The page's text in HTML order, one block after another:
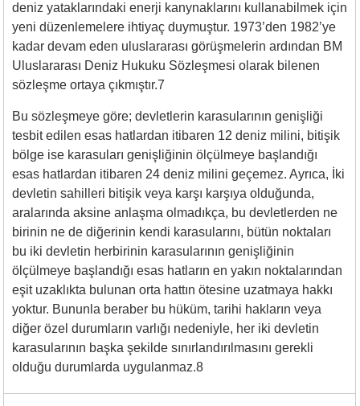
deniz yataklarındaki enerji kanynaklarını kullanabilmek için
yeni düzenlemelere ihtiyaç duymuştur. 1973’den 1982’ye
kadar devam eden uluslararası görüşmelerin ardından BM
Uluslararası Deniz Hukuku Sözleşmesi olarak bilenen
sözleşme ortaya çıkmıştır.7
Bu sözleşmeye göre; devletlerin karasularının genişliği
tesbit edilen esas hatlardan itibaren 12 deniz milini, bitişik
bölge ise karasuları genişliğinin ölçülmeye başlandığı
esas hatlardan itibaren 24 deniz milini geçemez. Ayrıca, İki
devletin sahilleri bitişik veya karşı karşıya olduğunda,
aralarında aksine anlaşma olmadıkça, bu devletlerden ne
birinin ne de diğerinin kendi karasularını, bütün noktaları
bu iki devletin herbirinin karasularının genişliğinin
ölçülmeye başlandığı esas hatların en yakın noktalarından
eşit uzaklıkta bulunan orta hattın ötesine uzatmaya hakkı
yoktur. Bununla beraber bu hüküm, tarihi hakların veya
diğer özel durumların varlığı nedeniyle, her iki devletin
karasularının başka şekilde sınırlandırılmasını gerekli
olduğu durumlarda uygulanmaz.8